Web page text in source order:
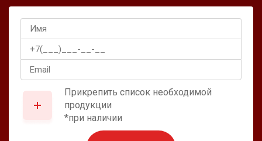
Прикрепить список необходимой
продукции
*при наличии